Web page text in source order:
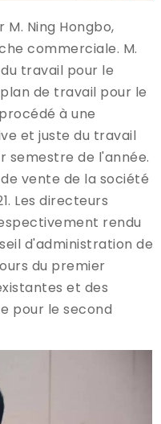
Ning Hongbo,
commerciale. M.
du travail pour le
de travail pour le
à une
et juste du travail
semestre de l'année.
vente de la société
Les directeurs
rendu
d'administration de
du premier
et des
pour le second